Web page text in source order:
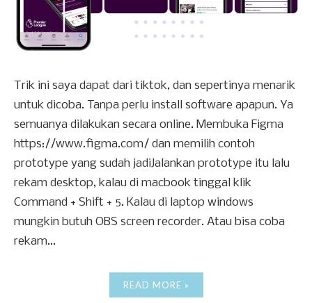
Trik ini saya dapat dari tiktok, dan sepertinya menarik
untuk dicoba. Tanpa perlu install software apapun. Ya
semuanya dilakukan secara online. Membuka Figma
https://www.figma.com/ dan memilih contoh
prototype yang sudah jadiJalankan prototype itu lalu
rekam desktop, kalau di macbook tinggal klik
Command + Shift + 5. Kalau di laptop windows
mungkin butuh OBS screen recorder. Atau bisa coba
rekam...
READ MORE »